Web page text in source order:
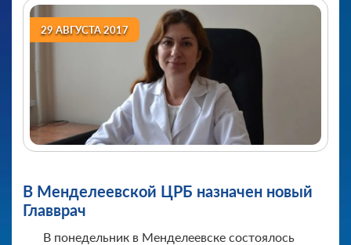
29 АВГУСТА 2017
В Менделеевской ЦРБ назначен новый
Главврач
В понедельник в Менделеевске состоялось